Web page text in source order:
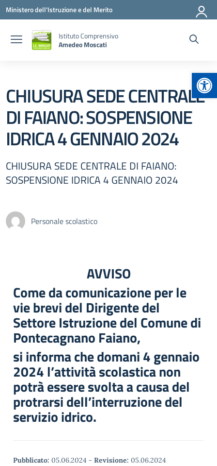
Vai ai contenuti
Vai al menu di navigazione
Vai al footer
Ministero dell'Istruzione e del Merito
Istituto Comprensivo
Amedeo Moscati
CHIUSURA SEDE CENTRALE
DI FAIANO: SOSPENSIONE
IDRICA 4 GENNAIO 2024
CHIUSURA SEDE CENTRALE DI FAIANO:
SOSPENSIONE IDRICA 4 GENNAIO 2024
Personale scolastico
AVVISO
Come da comunicazione per le
vie brevi del Dirigente del
Settore Istruzione del Comune di
Pontecagnano Faiano,
si informa che domani 4 gennaio
2024 l’attività scolastica non
potrà essere svolta a causa del
protrarsi dell’interruzione del
servizio idrico.
Pubblicato: 05.06.2024 - Revisione: 05.06.2024